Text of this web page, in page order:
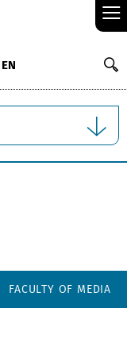
≡
EN
FACULTY OF MEDIA